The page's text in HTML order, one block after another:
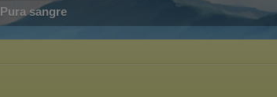
Pura sangre